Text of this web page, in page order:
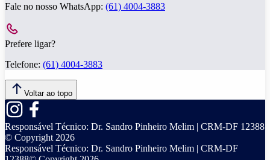
Fale no nosso WhatsApp: (61) 4004-3883
Prefere ligar?
Telefone: (61) 4004-3883
Voltar ao topo
Responsável Técnico: Dr. Sandro Pinheiro Melim | CRM-DF 12388
© Copyright 2026
Responsável Técnico: Dr. Sandro Pinheiro Melim | CRM-DF